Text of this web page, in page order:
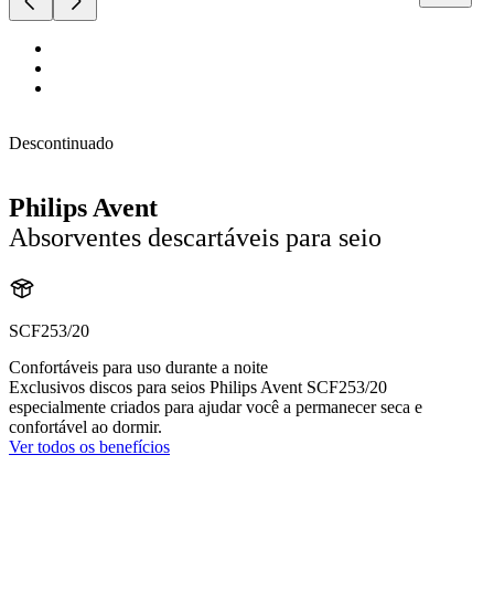
Descontinuado
Philips Avent
Absorventes descartáveis para seio
SCF253/20
Confortáveis para uso durante a noite
Exclusivos discos para seios Philips Avent SCF253/20
especialmente criados para ajudar você a permanecer seca e
confortável ao dormir.
Ver todos os benefícios